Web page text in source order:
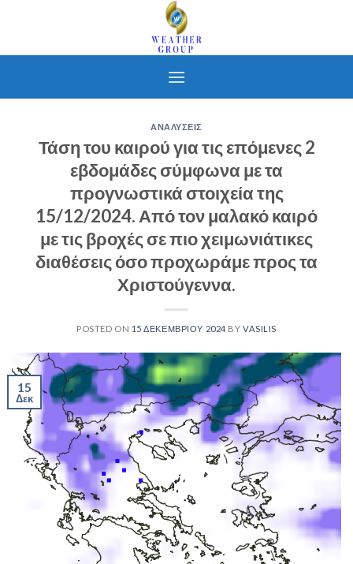
ΑΝΑΛΥΣΕΙΣ
Τάση του καιρού για τις επόμενες 2
εβδομάδες σύμφωνα με τα
προγνωστικά στοιχεία της
15/12/2024. Από τον μαλακό καιρό
με τις βροχές σε πιο χειμωνιάτικες
διαθέσεις όσο προχωράμε προς τα
Χριστούγεννα.
POSTED ON 15 ΔΕΚΕΜΒΡΊΟΥ 2024 BYVASILIS
15
Δεκ